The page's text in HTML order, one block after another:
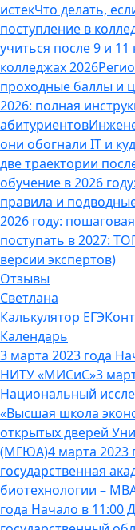
истекЧто делать,
поступление в
учиться после 9 и
колледжах 2026
проходные баллы и
2026: полная
абитуриентов
они обогнали IT и
две траектории
обучение в 2026
правила и
2026 году:
поступать в 2027:
версии экспертов)
Отзывы
Светлана
Калькулятор ЕГЭ
Календарь
3 марта 2023 года
НИТУ «МИСиС»3
Национальный
«Высшая школа
открытых дверей
(МГЮА)4 марта 2023
государственная
биотехнологии –
года Начало в 11:00